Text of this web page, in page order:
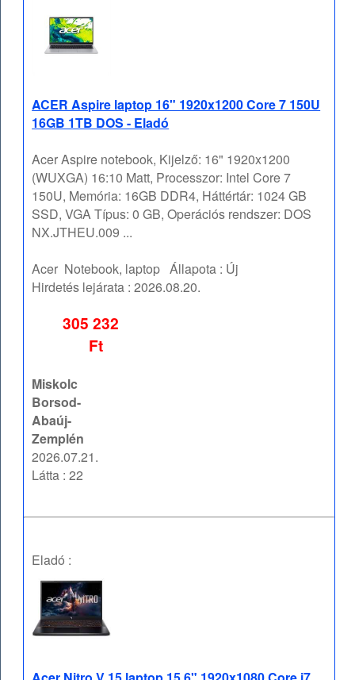
ACER Aspire laptop 16" 1920x1200 Core 7 150U
16GB 1TB DOS - Eladó
Acer Aspire notebook, Kijelző: 16" 1920x1200
(WUXGA) 16:10 Matt, Processzor: Intel Core 7
150U, Memória: 16GB DDR4, Háttértár: 1024 GB
SSD, VGA Típus: 0 GB, Operációs rendszer: DOS
NX.JTHEU.009 ...
Acer Notebook, laptop Állapota : Új
Hirdetés lejárata :2026.08.20.
305 232
Ft
Miskolc
Borsod-
Abaúj-
Zemplén
2026.07.21.
Látta : 22
Eladó :